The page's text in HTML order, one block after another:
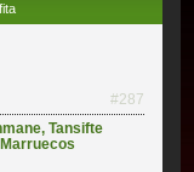
#287
,Tansifte
Marruecos